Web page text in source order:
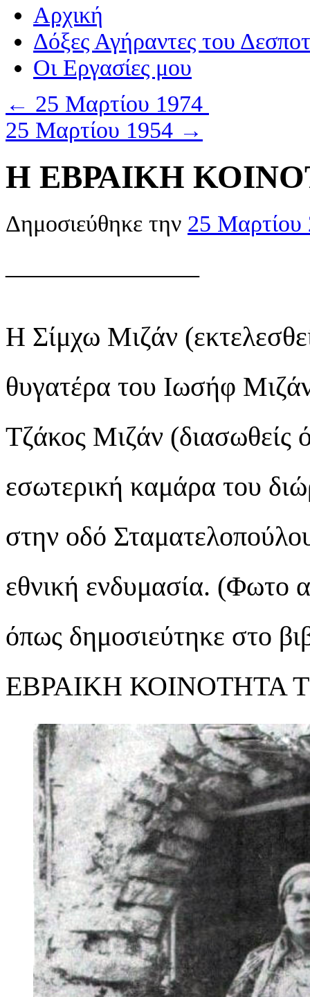
Αρχική
Δόξες Αγήραντες του
Οι Eργασίες μου
← 25 Μαρτίου 1974
25 Μαρτίου 1954 →
Η ΕΒΡΑΙΚΗ
Δημοσιεύθηκε την 25 Μαρτίου
———————
H Σίμχω Μιζάν
θυγατέρα του Ιωσήφ
Τζάκος Μιζάν (διασωθείς
εσωτερική καμάρα του
στην οδό
εθνική ενδυμασία. (Φωτο
όπως δημοσιεύτηκε στο
ΕΒΡΑΙΚΗ ΚΟΙΝΟΤΗΤΑ